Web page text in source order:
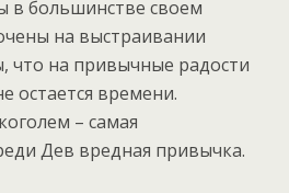
в большинстве своем
на выстраивании
что на привычные радости
остается времени.
– самая
Дев вредная привычка.